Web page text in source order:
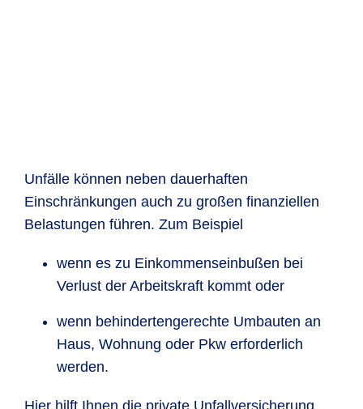
Unfälle können neben dauerhaften
Einschränkungen auch zu großen finanziellen
Belastungen führen. Zum Beispiel
wenn es zu Einkommenseinbußen bei
Verlust der Arbeitskraft kommt oder
wenn behindertengerechte Umbauten an
Haus, Wohnung oder Pkw erforderlich
werden.
Hier hilft Ihnen die private Unfallversicherung